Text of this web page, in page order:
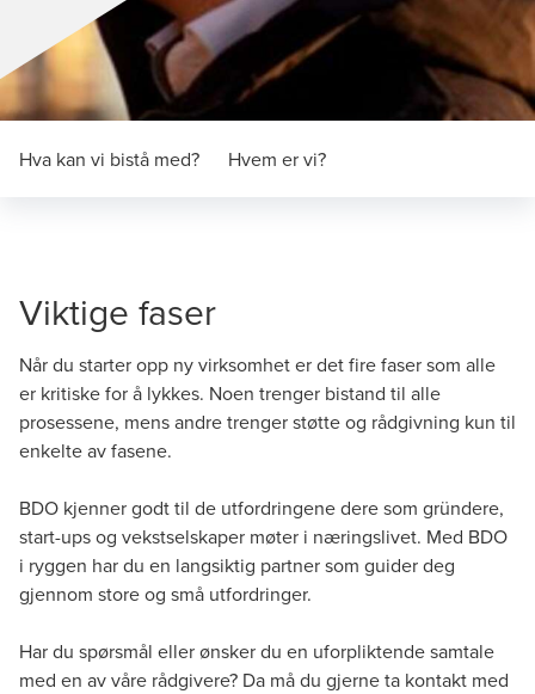
Hva kan vi bistå med? Hvem er vi?
Viktige faser
Når du starter opp ny virksomhet er det fire faser som alle
er kritiske for å lykkes. Noen trenger bistand til alle
prosessene, mens andre trenger støtte og rådgivning kun til
enkelte av fasene.​
BDO kjenner godt til de utfordringene dere som gründere,
start-ups og vekstselskaper møter i næringslivet. Med BDO
i ryggen har du en langsiktig partner som guider deg
gjennom store og små utfordringer.
Har du spørsmål eller ønsker du en uforpliktende samtale
med en av våre rådgivere? Da må du gjerne ta kontakt med